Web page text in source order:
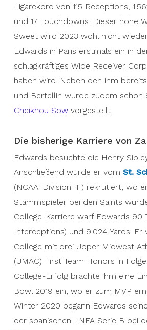
first-team honors.Edwards‘
earned him an invitation to the
where he was named MVP. In
Edwards began his professional
Spanish LNFA Series B with the
Pioneers. He led his team to
alongside tight end Adrià Botella
then signed by the Barcelona
Ligarekord von 115 Receptions,
und 17 Touchdowns. Dieser hohe
Sweet wird 2023 wohl nicht
Edwards in Paris erstmals ein in
schlagkräftiges Wide Receiver
haben wird. Neben den ihm
und Bertellin wurde zudem schon
Cheikhou Sowvorgestellt.
Die bisherige Karriere von
Edwards besuchte die Henry
Anschließend wurde er vom St.
(NCAA: Division III) rekrutiert, wo
Stammspieler bei den Saints
College-Karriere warf Edwards 90
Interceptions) und 9.024 Yards. Er
College mit drei Upper Midwest
(UMAC) First Team Honors in
College-Erfolg brachte ihm eine
Bowl 2019 ein, wo er zum MVP
Winter 2020 begann Edwards
der spanischen LNFA Serie B bei